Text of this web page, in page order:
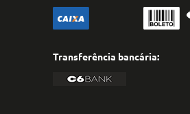
Transferência bancária: